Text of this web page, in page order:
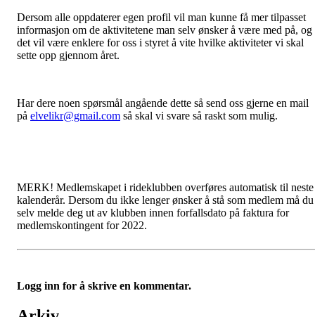
Dersom alle oppdaterer egen profil vil man kunne få mer tilpasset
informasjon om de aktivitetene man selv ønsker å være med på, og
det vil være enklere for oss i styret å vite hvilke aktiviteter vi skal
sette opp gjennom året.
Har dere noen spørsmål angående dette så send oss gjerne en mail
på elvelikr@gmail.com så skal vi svare så raskt som mulig.
MERK! Medlemskapet i rideklubben overføres automatisk til neste
kalenderår. Dersom du ikke lenger ønsker å stå som medlem må du
selv melde deg ut av klubben innen forfallsdato på faktura for
medlemskontingent for 2022.
Logg inn for å skrive en kommentar.